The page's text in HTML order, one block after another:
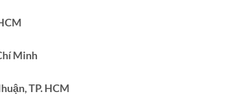
Minh
TP. HCM